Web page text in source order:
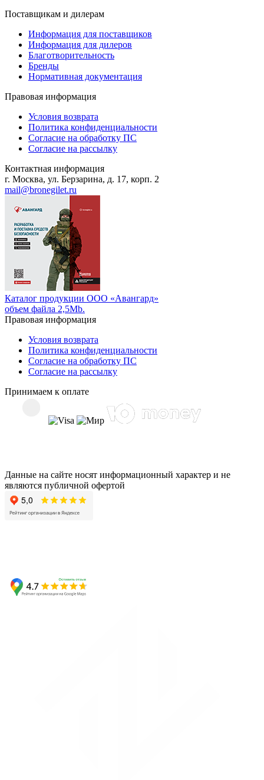
Поставщикам и дилерам
Информация для поставщиков
Информация для дилеров
Благотворительность
Бренды
Нормативная документация
Правовая информация
Условия возврата
Политика конфиденциальности
Согласие на обработку ПС
Согласие на рассылку
Контактная информация
г. Москва, ул. Берзарина, д. 17, корп. 2
mail@bronegilet.ru
Каталог продукции ООО «Авангард»
объем файла 2,5Mb.
Правовая информация
Условия возврата
Политика конфиденциальности
Согласие на обработку ПС
Согласие на рассылку
Принимаем к оплате
Данные на сайте носят информационный характер и не
являются публичной офертой